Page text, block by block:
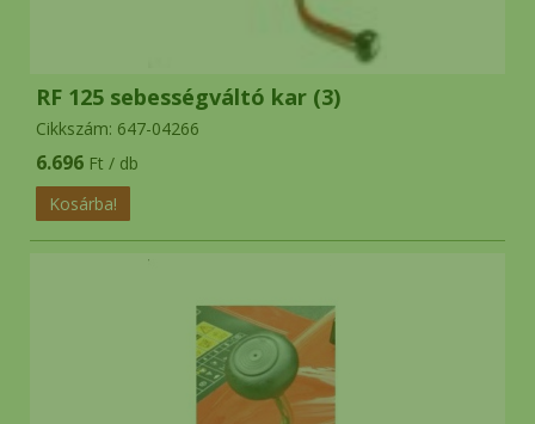
RF 125 sebességváltó kar (3)
Cikkszám: 647-04266
6.696 Ft / db